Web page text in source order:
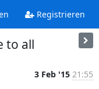
Registrieren
to all
3 Feb '15 21:55